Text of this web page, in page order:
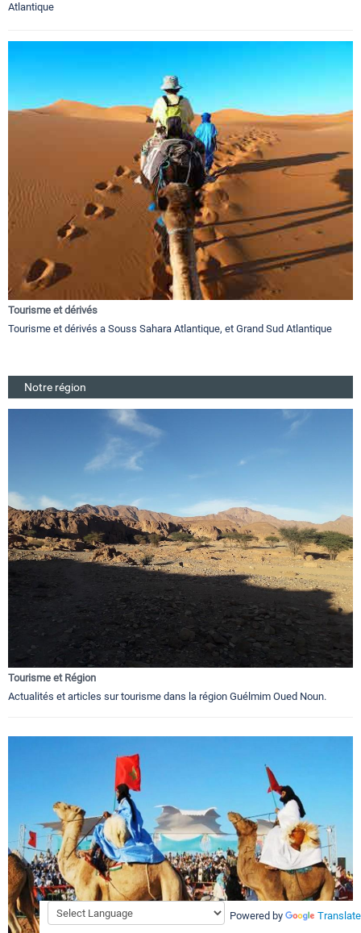
Atlantique
Tourisme et dérivés
Tourisme et dérivés a Souss Sahara Atlantique, et Grand Sud Atlantique
Notre région
Tourisme et Région
Actualités et articles sur tourisme dans la région Guélmim Oued Noun.
Powered by Translate